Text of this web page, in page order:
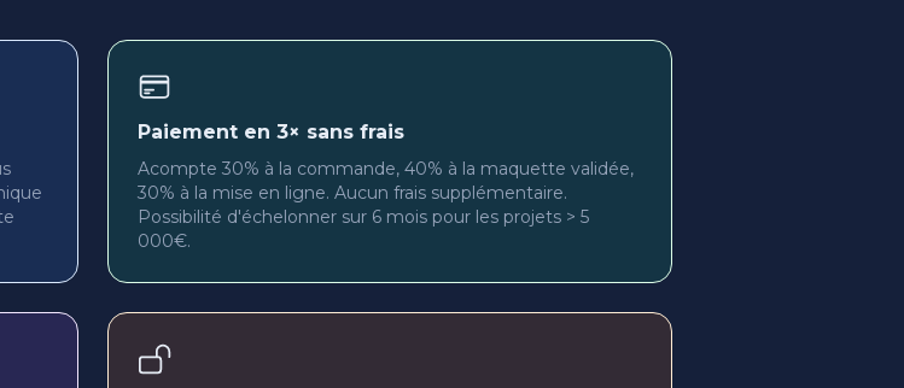
Paiement en 3× sans frais
Acompte 30% à la commande, 40% à la maquette validée,
30% à la mise en ligne. Aucun frais supplémentaire.
Possibilité d'échelonner sur 6 mois pour les projets > 5
000€.